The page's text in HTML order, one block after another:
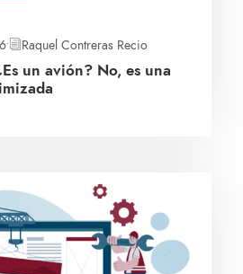
• Raquel Contreras Recio
un avión? No, es una